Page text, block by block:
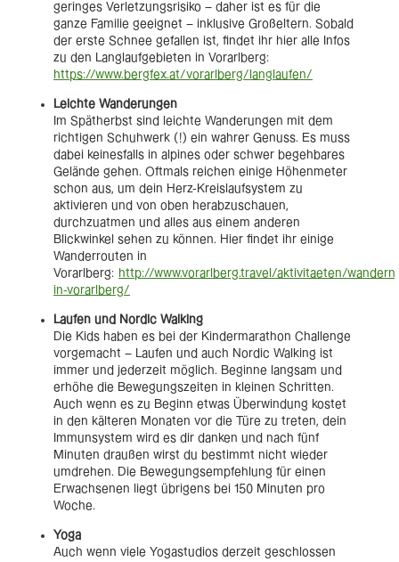
geringes Verletzungsrisiko – daher ist es für die
ganze Familie geeignet – inklusive Großeltern. Sobald
der erste Schnee gefallen ist, findet ihr hier alle Infos
zu den Langlaufgebieten in Vorarlberg:
https://www.bergfex.at/vorarlberg/langlaufen/
Leichte Wanderungen
Im Spätherbst sind leichte Wanderungen mit dem
richtigen Schuhwerk (!) ein wahrer Genuss. Es muss
dabei keinesfalls in alpines oder schwer begehbares
Gelände gehen. Oftmals reichen einige Höhenmeter
schon aus, um dein Herz-Kreislaufsystem zu
aktivieren und von oben herabzuschauen,
durchzuatmen und alles aus einem anderen
Blickwinkel sehen zu können. Hier findet ihr einige
Wanderrouten in
Vorarlberg: http://www.vorarlberg.travel/aktivitaeten/wandern-
in-vorarlberg/
Laufen und Nordic Walking
Die Kids haben es bei der Kindermarathon Challenge
vorgemacht – Laufen und auch Nordic Walking ist
immer und jederzeit möglich. Beginne langsam und
erhöhe die Bewegungszeiten in kleinen Schritten.
Auch wenn es zu Beginn etwas Überwindung kostet
in den kälteren Monaten vor die Türe zu treten, dein
Immunsystem wird es dir danken und nach fünf
Minuten draußen wirst du bestimmt nicht wieder
umdrehen. Die Bewegungsempfehlung für einen
Erwachsenen liegt übrigens bei 150 Minuten pro
Woche.
Yoga
Auch wenn viele Yogastudios derzeit geschlossen